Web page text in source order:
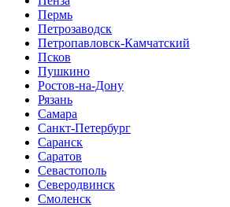
Пермь
Петрозаводск
Петропавловск-Камчатский
Псков
Пушкино
Ростов-на-Дону
Рязань
Самара
Санкт-Петербург
Саранск
Саратов
Севастополь
Северодвинск
Смоленск